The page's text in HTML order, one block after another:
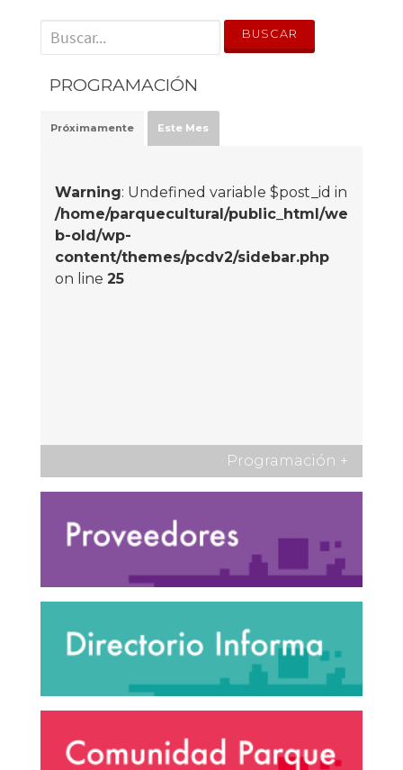
' . __('Search for:') . '
PROGRAMACIÓN
Próximamente Este Mes
Warning: Undefined variable $post_id in
/home/parquecultural/public_html/we
b-old/wp-
content/themes/pcdv2/sidebar.php
on line 25
Programación +